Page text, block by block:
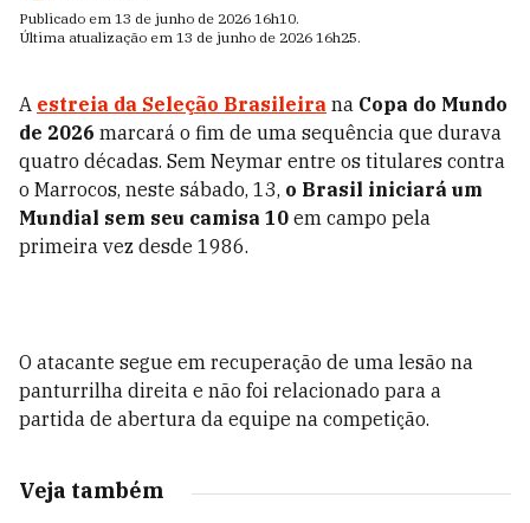
Publicado em 13 de junho de 2026 16h10.
Última atualização em 13 de junho de 2026 16h25.
A estreia da Seleção Brasileira na Copa do Mundo
de 2026 marcará o fim de uma sequência que durava
quatro décadas. Sem Neymar entre os titulares contra
o Marrocos, neste sábado, 13, o Brasil iniciará um
Mundial sem seu camisa 10 em campo pela
primeira vez desde 1986.
O atacante segue em recuperação de uma lesão na
panturrilha direita e não foi relacionado para a
partida de abertura da equipe na competição.
Veja também